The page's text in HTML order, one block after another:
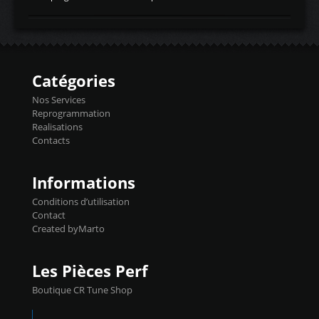
d'admissiontemp ex. pour atmo -30- 80°C
temperaturetemperature ldr moteurtemp
Injecteurs + Flashpro 1370€ TTC Le
précise et performante. Vous pourrez
basculer de la carto sans plomb à Ethanol à
l'aide du flashpro OPTION ECONOMIQUES
Reprog SP 98 sur le calculateur d'origine
450€ TTC Un gain d'environ 10cv et 15nm
Catégories
Nos Services
Reprogrammation
Realisations
Contacts
Informations
Conditions d’utilisation
Contact
Created byMarto
Les Pièces Perf
Boutique CR Tune Shop